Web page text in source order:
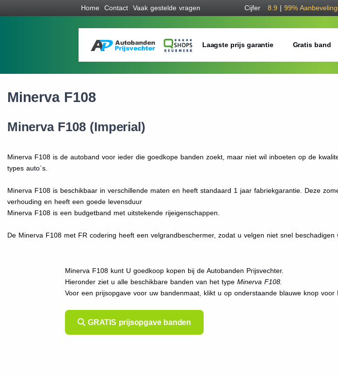
Home Contact Vaak gestelde vragen Cijfer 8.9 | 99%
Laagste prijs garantie Gratis band
Minerva F108
Minerva F108 (Imperial)
Minerva F108 is de autoband voor ieder die goedkope banden zoekt, maar niet wil inboeten op de
types auto`s.
Minerva F108 is beschikbaar in verschillende maten en heeft standaard 1 jaar fabriekgarantie. Deze
verhouding en heeft een goede levensduur
Minerva F108 is een budgetband met uitstekende rijeigenschappen.
De Minerva F108 met FR codering heeft een velgrandbeschermer, zodat u velgen niet snel beschadigen
Minerva F108 kunt U goedkoop kopen bij de Autobanden Prijsvechter.
Hieronder ziet u alle beschikbare banden van het typeMinerva F108.
Voor een prijsopgave voor uw bandenmaat, klikt u op onderstaande blauwe knop voor
GRATIS prijsopgave banden